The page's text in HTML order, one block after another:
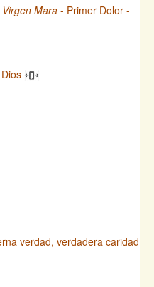
Mara - Primer Dolor -
verdad, verdadera caridad